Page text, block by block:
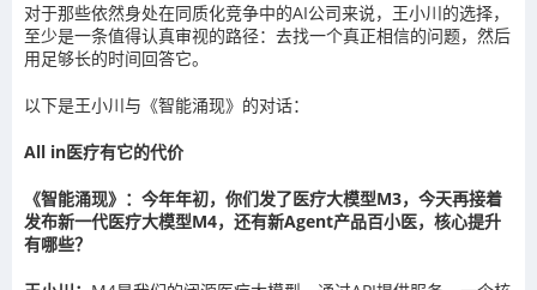
对于那些依然身处在同质化竞争中的AI公司来说，王小川的选择，
至少是一条值得认真审视的路径：去找一个真正相信的问题，然后
用足够长的时间回答它。
以下是王小川与《智能涌现》的对话：
All in医疗有它的代价
《智能涌现》：今年年初，你们发了医疗大模型M3，今天再接着
发布新一代医疗大模型M4，还有新Agent产品百小医，核心提升
有哪些？